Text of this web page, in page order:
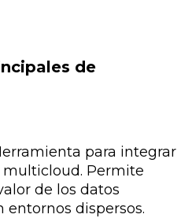
de
para integrar
Permite
de los datos
entornos dispersos.